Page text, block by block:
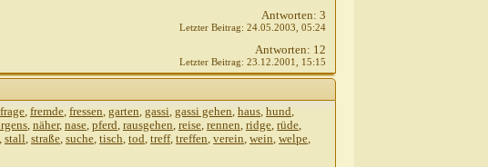
Antworten: 3
Letzter Beitrag: 24.05.2003, 05:24
Antworten: 12
Letzter Beitrag: 23.12.2001, 15:15
frage, fremde, fressen, garten, gassi, gassi gehen, haus, hund,
, näher, nase, pferd, rausgehen, reise, rennen, ridge, rüde,
, stall, straße, suche, tisch, tod, treff, treffen, verein, wein, welpe,